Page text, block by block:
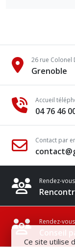
26 rue Colonel
Grenoble
Accueil
04 76 46
Contact par
Rendez-vous
Rendez-vous
Conseil
Ce site utilise